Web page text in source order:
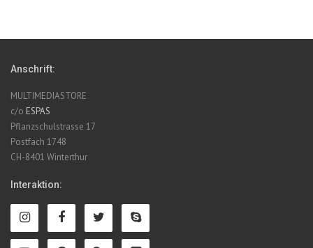
Anschrift:
MULTIMEDIASTORE
c/o ESPAS
Pflanzschulstrasse 17
Postfach 1748
CH-8401 Winterthur
Interaktion: